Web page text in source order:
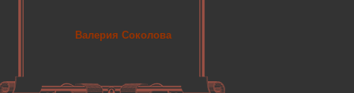
Валерия Соколова